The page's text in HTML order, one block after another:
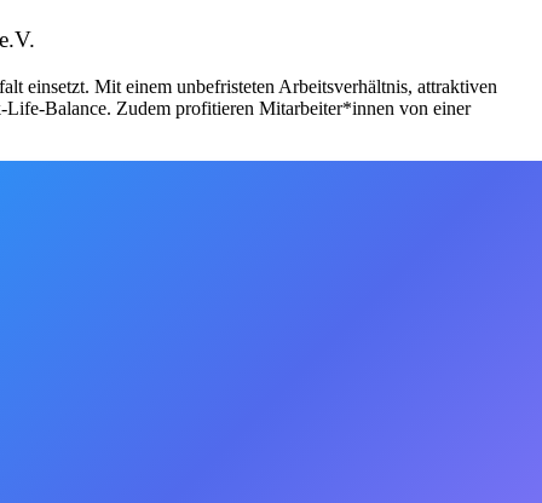
einsetzt. Mit einem unbefristeten Arbeitsverhältnis, attraktiven
Balance. Zudem profitieren Mitarbeiter*innen von einer